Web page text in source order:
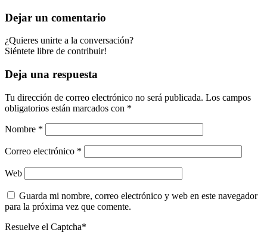
Dejar un comentario
¿Quieres unirte a la conversación?
Siéntete libre de contribuir!
Deja una respuesta
Tu dirección de correo electrónico no será publicada. Los campos
obligatorios están marcados con *
Nombre *
Correo electrónico *
Web
Guarda mi nombre, correo electrónico y web en este navegador
para la próxima vez que comente.
Resuelve el Captcha*